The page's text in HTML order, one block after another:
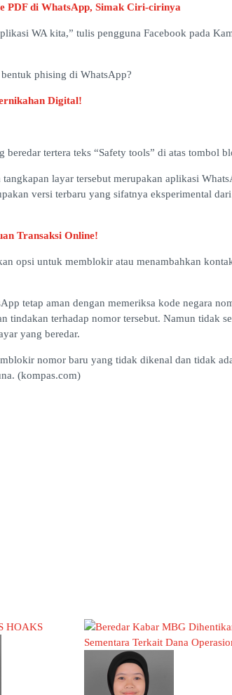
PDF di WhatsApp, Simak Ciri-cirinya
WA kita,” tulis pengguna Facebook pada
phising di WhatsApp?
Digital!
tertera teks “Safety tools” di atas tombol
layar tersebut merupakan aplikasi
versi terbaru yang sifatnya eksperimental dari
Transaksi Online!
opsi untuk memblokir atau menambahkan
tetap aman dengan memeriksa kode negara
terhadap nomor tersebut. Namun tidak
yang beredar.
nomor baru yang tidak dikenal dan tidak
(kompas.com)